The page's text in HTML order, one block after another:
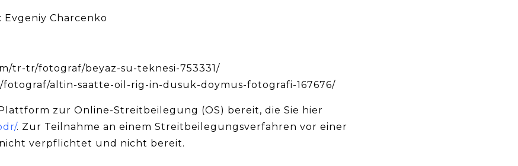
Charcenko
tr-tr/fotograf/beyaz-su-teknesi-753331/
altin-saatte-oil-rig-in-dusuk-doymus-fotografi-167676/
zur Online-Streitbeilegung (OS) bereit, die Sie hier
. Zur Teilnahme an einem Streitbeilegungsverfahren vor einer
verpflichtet und nicht bereit.